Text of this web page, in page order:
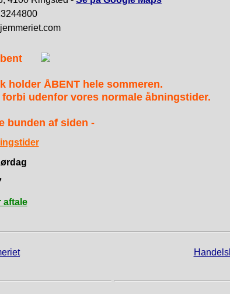
holder ÅBENT hele sommeren.
udenfor vores normale åbningstider.
bunden af siden -
aftale